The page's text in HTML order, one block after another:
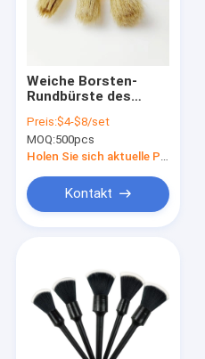
Über uns
Treten Sie mit uns in
Nachrichten
Gebäudereinigungs-
Auto-Reinigungs-Bürsten
Weiche Borsten-
Rundbürste des
Auto-waschende
Preis:$4-$8/set
MOQ:500pcs
Holen Sie sich aktuelle Preis
Kontakt